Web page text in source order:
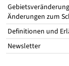
Änderungen zum
Definitionen und
Newsletter